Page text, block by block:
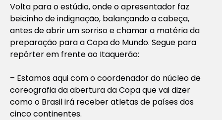
Volta para o estúdio, onde o apresentador faz
beicinho de indignação, balançando a cabeça,
antes de abrir um sorriso e chamar a matéria da
preparação para a Copa do Mundo. Segue para
repórter em frente ao Itaquerão:
– Estamos aqui com o coordenador do núcleo de
coreografia da abertura da Copa que vai dizer
como o Brasil irá receber atletas de países dos
cinco continentes.